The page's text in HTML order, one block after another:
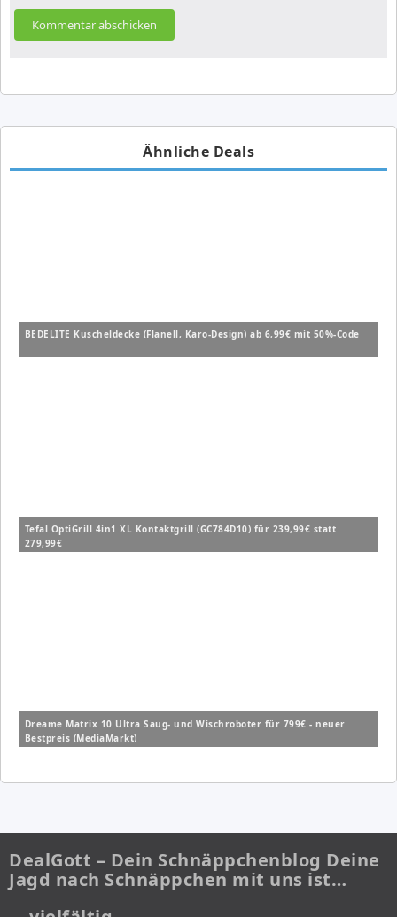
Ähnliche Deals
BEDELITE Kuscheldecke (Flanell, Karo-Design) ab 6,99€ mit 50%-Code
Tefal OptiGrill 4in1 XL Kontaktgrill (GC784D10) für 239,99€ statt
279,99€
Dreame Matrix 10 Ultra Saug- und Wischroboter für 799€ - neuer
Bestpreis (MediaMarkt)
DealGott – Dein Schnäppchenblog Deine
Jagd nach Schnäppchen mit uns ist…